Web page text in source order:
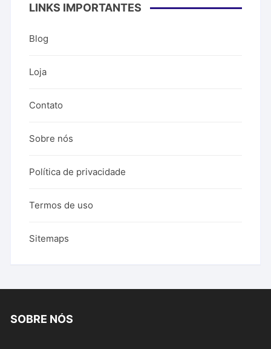
LINKS IMPORTANTES
Blog
Loja
Contato
Sobre nós
Política de privacidade
Termos de uso
Sitemaps
SOBRE NÓS